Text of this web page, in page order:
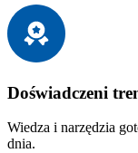
Doświadczeni
Wiedza i narzędzia
dnia.